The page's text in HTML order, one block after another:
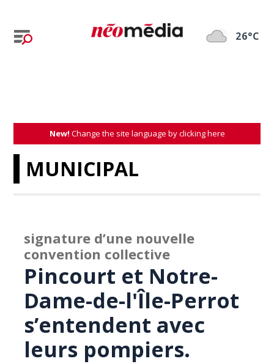
26°C
New! Change the site language by clicking here
MUNICIPAL
signature d’une nouvelle
convention collective
Pincourt et Notre-
Dame-de-l'Île-Perrot
s’entendent avec
leurs pompiers.